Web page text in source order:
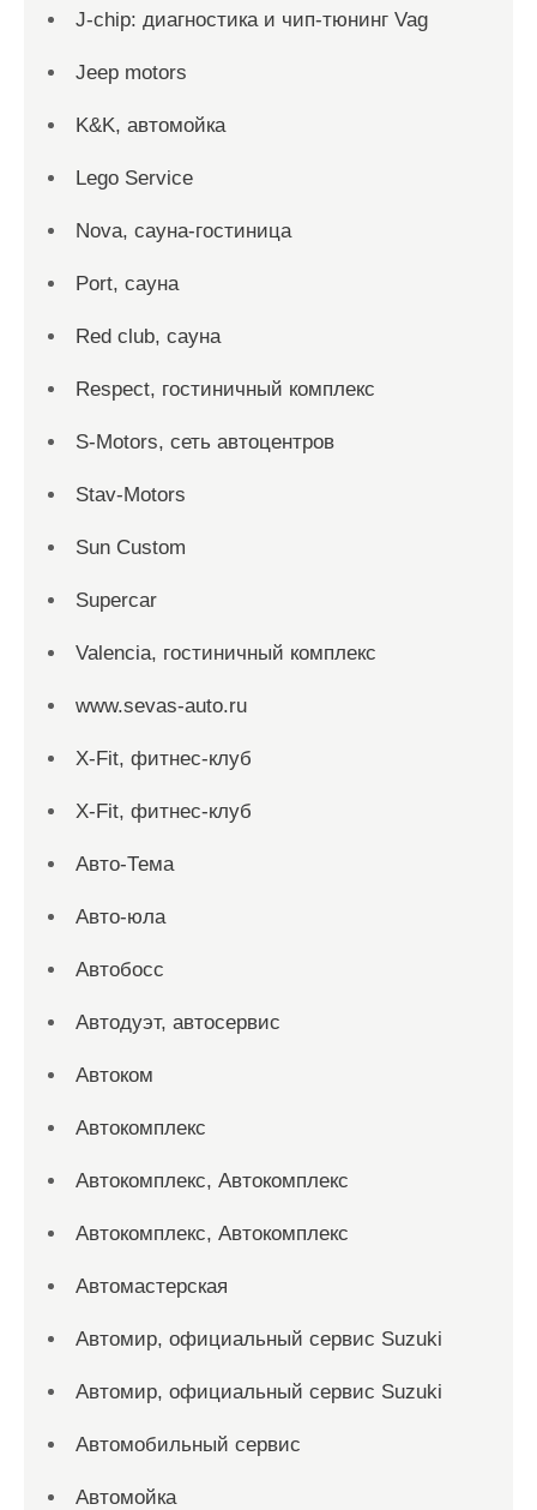
J-chip: диагностика и чип-тюнинг Vag
Jeep motors
K&K, автомойка
Lego Service
Nova, сауна-гостиница
Port, сауна
Red сlub, сауна
Respect, гостиничный комплекс
S-Motors, сеть автоцентров
Stav-Motors
Sun Custom
Supercar
Valencia, гостиничный комплекс
www.sevas-auto.ru
X-Fit, фитнес-клуб
X-Fit, фитнес-клуб
Авто-Тема
Авто-юла
Автобосс
Автодуэт, автосервис
Автоком
Автокомплекс
Автокомплекс, Автокомплекс
Автокомплекс, Автокомплекс
Автомастерская
Автомир, официальный сервис Suzuki
Автомир, официальный сервис Suzuki
Автомобильный сервис
Автомойка